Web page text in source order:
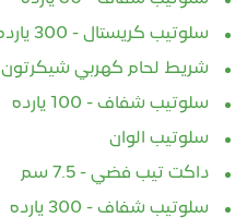
سلوتيب كريستال - 300 يارده
شريط لحام كهربي شيكرتون
سلوتيب شفاف - 100 يارده
سلوتيب الوان
داكت تيب فضي - 7.5 سم
سلوتيب شفاف - 300 يارده